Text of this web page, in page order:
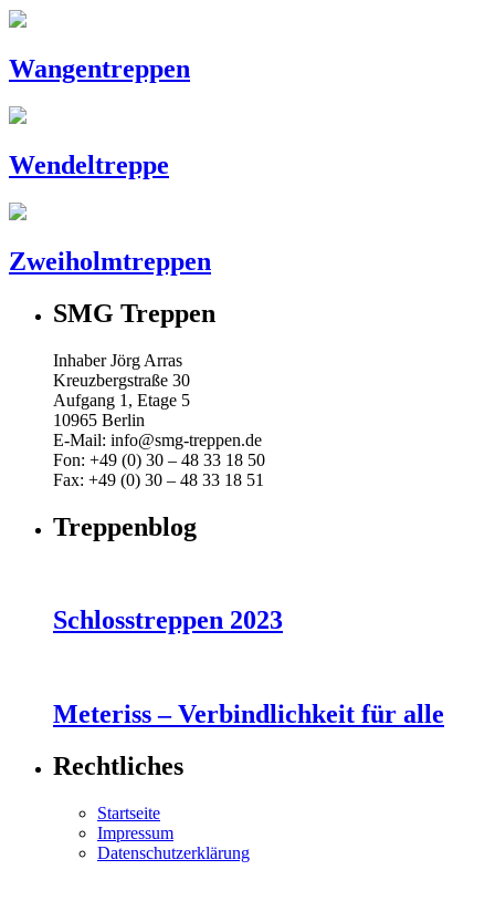
Wangentreppen
Wendeltreppe
Zweiholmtreppen
SMG Treppen
Inhaber Jörg Arras
Kreuzbergstraße 30
Aufgang 1, Etage 5
10965 Berlin
E-Mail: info@smg-treppen.de
Fon: +49 (0) 30 – 48 33 18 50
Fax: +49 (0) 30 – 48 33 18 51
Treppenblog
Schlosstreppen 2023
Meteriss – Verbindlichkeit für alle
Rechtliches
Startseite
Impressum
Datenschutzerklärung